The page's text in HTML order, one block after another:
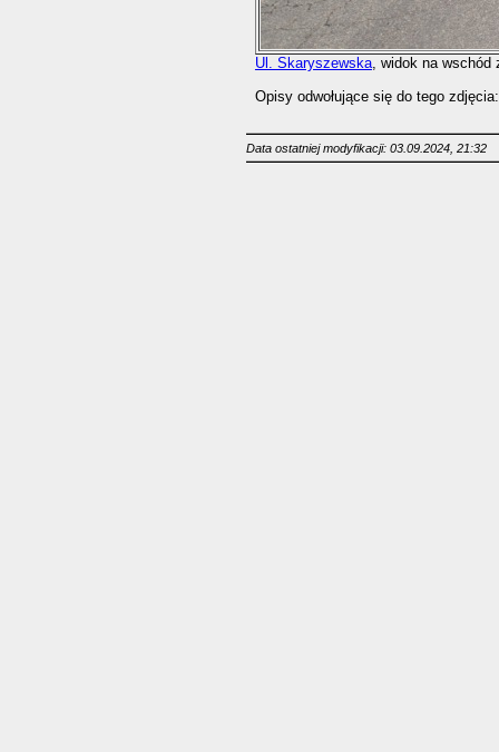
Ul. Skaryszewska, widok na
Opisy odwołujące się do tego zdjęcia:
Data ostatniej modyfikacji: 03.09.2024, 21:32